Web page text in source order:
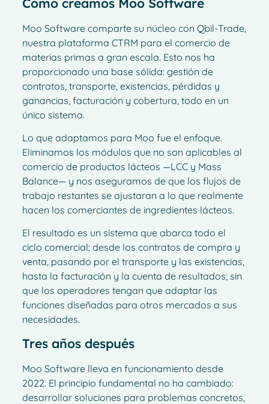
Moo Software comparte su núcleo con Qbil-Trade,
nuestra plataforma CTRM para el comercio de
materias primas a gran escala. Esto nos ha
proporcionado una base sólida: gestión de
contratos, transporte, existencias, pérdidas y
ganancias, facturación y cobertura, todo en un
único sistema.
Lo que adaptamos para Moo fue el enfoque.
Eliminamos los módulos que no son aplicables al
comercio de productos lácteos —LCC y Mass
Balance— y nos aseguramos de que los flujos de
trabajo restantes se ajustaran a lo que realmente
hacen los comerciantes de ingredientes lácteos.
El resultado es un sistema que abarca todo el
ciclo comercial: desde los contratos de compra y
venta, pasando por el transporte y las existencias,
hasta la facturación y la cuenta de resultados; sin
que los operadores tengan que adaptar las
funciones diseñadas para otros mercados a sus
necesidades.
Tres años después
Moo Software lleva en funcionamiento desde
2022. El principio fundamental no ha cambiado:
desarrollar soluciones para problemas concretos,